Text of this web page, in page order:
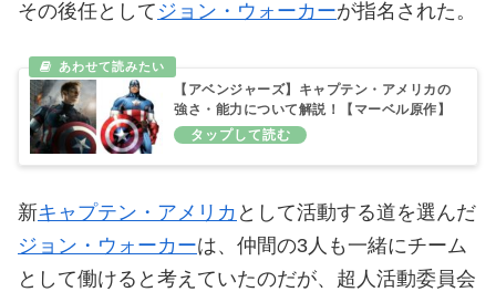
その後任として ジョン・ウォーカーが指名された。
【アベンジャーズ】キャプテン・アメリカの
強さ・能力について解説！【マーベル原作】
新キャプテン・アメリカ として活動する道を選んだ
ジョン・ウォーカーは、仲間の3人も一緒にチーム
として働けると考えていたのだが、超人活動委員会